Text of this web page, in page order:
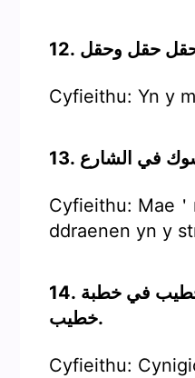
Cyfieithu: Yn y
Cyfieithu: Mae
ddraenen yn y
14. خطبت خطيبة خطيب في خطبة
خطيب.
Cyfieithu: